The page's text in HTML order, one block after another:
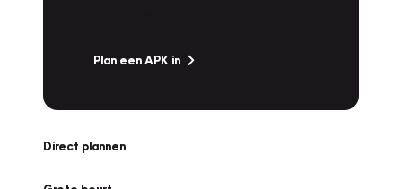
Plan een APK in
Direct plannen